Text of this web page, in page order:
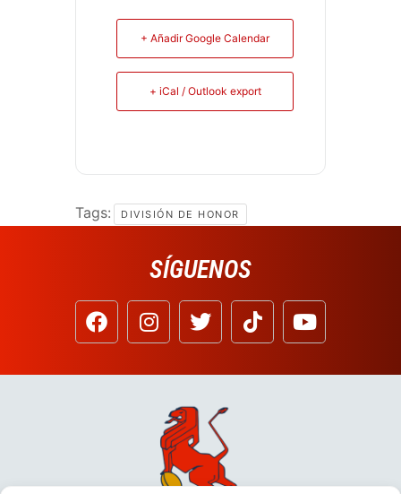
+ Añadir Google Calendar
+ iCal / Outlook export
Tags: DIVISIÓN DE HONOR
SÍGUENOS